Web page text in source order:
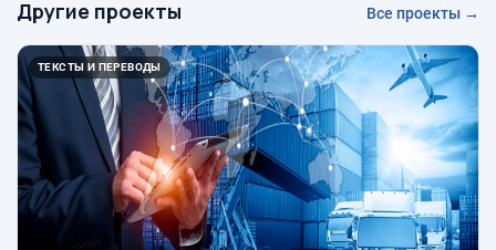
Другие проекты Все проекты →
ТЕКСТЫ И ПЕРЕВОДЫ